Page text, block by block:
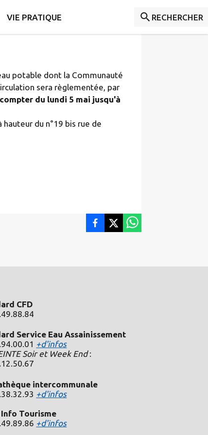
VIE PRATIQUE RECHERCHER
du Val du Drugeon
potable dont la Communauté
sera règlementée, par
du lundi 5 mai jusqu'à
du n°19 bis rue de
CFD
Service Eau Assainissement
+d'infos
Soir et Week End:
intercommunale
+d'infos
Tourisme
+d'infos